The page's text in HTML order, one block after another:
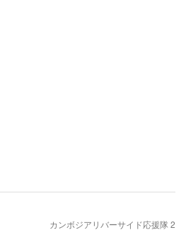
カンボジアリバーサイド応援隊 2